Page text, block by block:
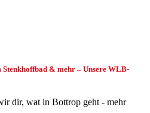
& mehr – Unsere WLB-
dir, wat in Bottrop geht - mehr